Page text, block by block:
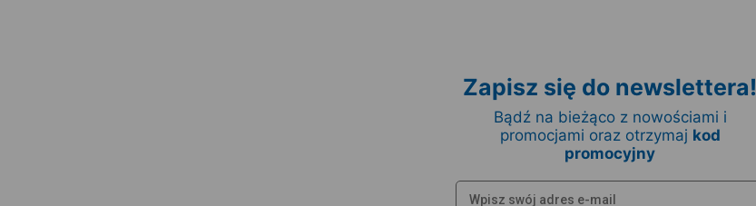
Zapisz się do newslettera!
Bądź na bieżąco z nowościami i
promocjami oraz otrzymaj kod
promocyjny